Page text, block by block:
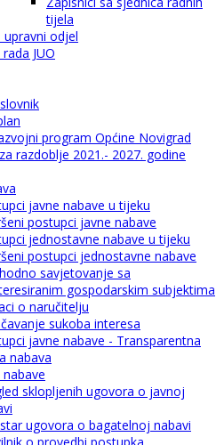
tijela
upravni odjel
rada JUO
program Općine Novigrad
razdoblje 2021.- 2027. godine
javne nabave u tijeku
postupci javne nabave
jednostavne nabave u tijeku
postupci jednostavne nabave
savjetovanje sa
gospodarskim subjektima
o naručitelju
sukoba interesa
javne nabave - Transparentna
nabava
nabave
sklopljenih ugovora o javnoj
ugovora o bagatelnoj nabavi